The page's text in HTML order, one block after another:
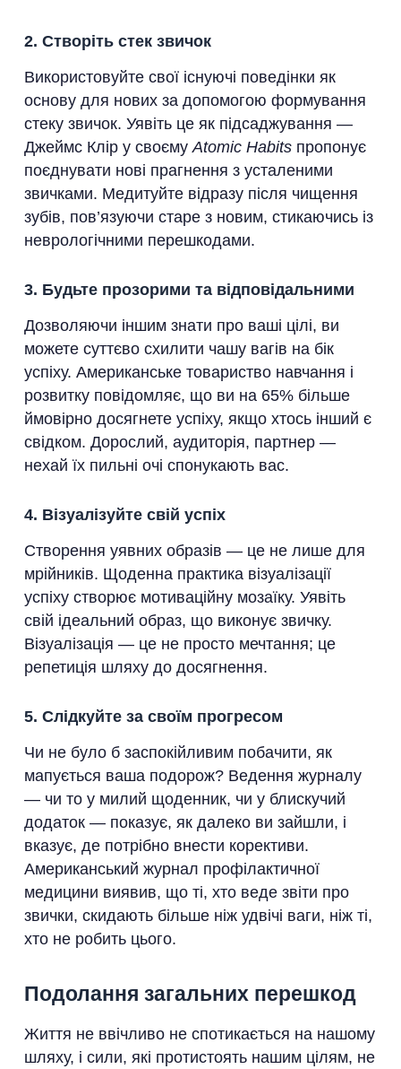
2. Створіть стек звичок
Використовуйте свої існуючі поведінки як
основу для нових за допомогою формування
стеку звичок. Уявіть це як підсаджування —
Джеймс Клір у своєму Atomic Habitsпропонує
поєднувати нові прагнення з усталеними
звичками. Медитуйте відразу після чищення
зубів, пов’язуючи старе з новим, стикаючись із
неврологічними перешкодами.
3. Будьте прозорими та відповідальними
Дозволяючи іншим знати про ваші цілі, ви
можете суттєво схилити чашу вагів на бік
успіху. Американське товариство навчання і
розвитку повідомляє, що ви на 65% більше
ймовірно досягнете успіху, якщо хтось інший є
свідком. Дорослий, аудиторія, партнер —
нехай їх пильні очі спонукають вас.
4. Візуалізуйте свій успіх
Створення уявних образів — це не лише для
мрійників. Щоденна практика візуалізації
успіху створює мотиваційну мозаїку. Уявіть
свій ідеальний образ, що виконує звичку.
Візуалізація — це не просто мечтання; це
репетиція шляху до досягнення.
5. Слідкуйте за своїм прогресом
Чи не було б заспокійливим побачити, як
мапується ваша подорож? Ведення журналу
— чи то у милий щоденник, чи у блискучий
додаток — показує, як далеко ви зайшли, і
вказує, де потрібно внести корективи.
Американський журнал профілактичної
медицини виявив, що ті, хто веде звіти про
звички, скидають більше ніж удвічі ваги, ніж ті,
хто не робить цього.
Подолання загальних перешкод
Життя не ввічливо не спотикається на нашому
шляху, і сили, які протистоять нашим цілям, не